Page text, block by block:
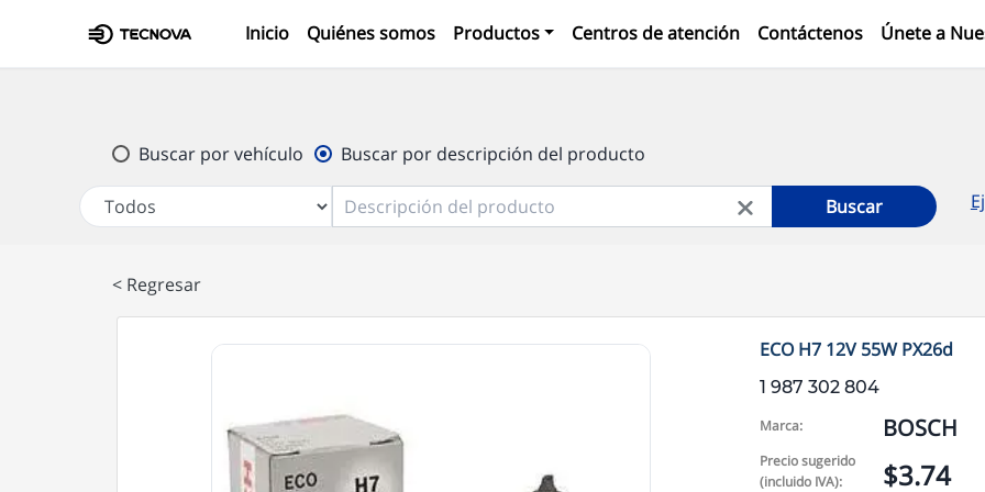
Inicio(current)
Quiénes somos Productos Centros de atención Contáctenos Únete a
Buscar por vehículo Buscar por descripción del producto
Buscar
< Regresar
ECO H7 12V 55W PX26d
1 987 302 804
Marca: BOSCH
Precio sugerido
(incluido IVA):
$3.74